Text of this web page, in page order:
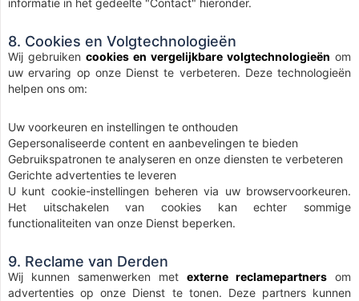
informatie in het gedeelte "Contact" hieronder.
8. Cookies en Volgtechnologieën
Wij gebruiken cookies en vergelijkbare volgtechnologieën om
uw ervaring op onze Dienst te verbeteren. Deze technologieën
helpen ons om:
Uw voorkeuren en instellingen te onthouden
Gepersonaliseerde content en aanbevelingen te bieden
Gebruikspatronen te analyseren en onze diensten te verbeteren
Gerichte advertenties te leveren
U kunt cookie-instellingen beheren via uw browservoorkeuren.
Het uitschakelen van cookies kan echter sommige
functionaliteiten van onze Dienst beperken.
9. Reclame van Derden
Wij kunnen samenwerken met externe reclamepartners om
advertenties op onze Dienst te tonen. Deze partners kunnen